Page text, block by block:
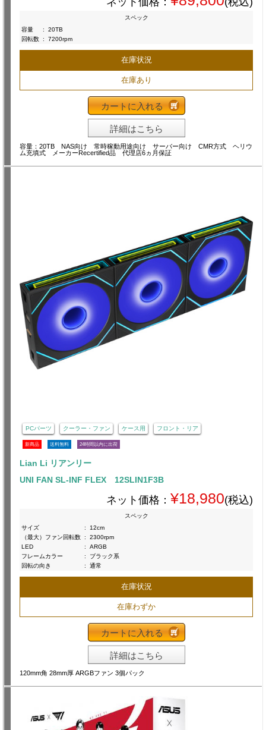
スペック
容量
:
20TB
回転数 : 7200rpm
在庫状況
在庫あり
カートに入れる
詳細はこちら
容量：20TB NAS向け 常時稼動用途向け サーバー向け CMR方式 ヘリウ
ム充填式 メーカーRecertified品 代理店6ヵ月保証
PCパーツ クーラー・ファン ケース用 フロント・リア
新商品 送料無料 24時間以内に出荷
Lian Li リアンリー
UNI FAN SL-INF FLEX 12SLIN1F3B
ネット価格： ¥18,980(税込)
スペック
サイズ
:
12cm
（最大）ファン回転数 :
2300rpm
LED
:
ARGB
フレームカラー
:
ブラック系
回転の向き
: 通常
在庫状況
在庫わずか
カートに入れる
詳細はこちら
120mm角 28mm厚 ARGBファン 3個パック